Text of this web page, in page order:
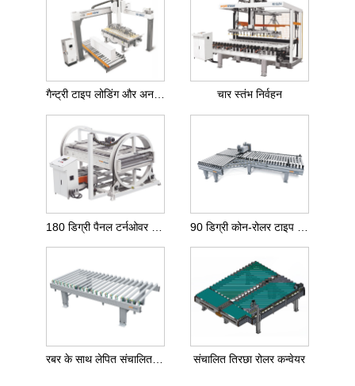
चार स्तंभ निर्वहन
संचालित तिरछा रोलर कन्वेयर